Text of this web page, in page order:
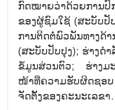
ກົດໝາຍວ່າດ້ວຍການປົ
ຂອງຜູ້ຊົມໃຊ້ (ສະບັບປັ
ການຕິດຕໍ່ພົວພັນທາງດ້າ
(ສະບັບປັບປຸງ); ຮ່າງດ
ຂໍ້ມູນສ່ວນຕົວ; ຮ່າງມ
ໜ້າທີ່ຄວາມຮັບຜິດຊອ
ຈັດຕັ້ງຂອງຄະນະເລຂ